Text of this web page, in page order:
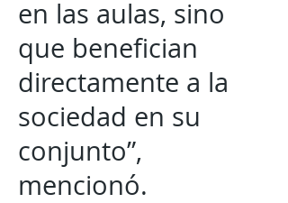
en las aulas, sino
que benefician
directamente a la
sociedad en su
conjunto”,
mencionó.